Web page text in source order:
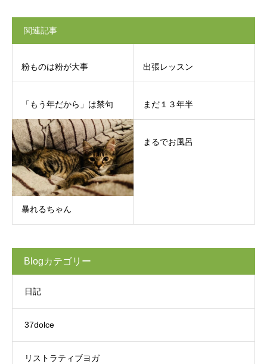
関連記事
粉ものは粉が大事 出張レッスン
「もう年だから」は禁句 まだ１３年半
暴れるちゃん
まるでお風呂
Blogカテゴリー
日記
37dolce
リストラティブヨガ